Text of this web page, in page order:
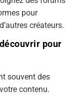
pour
créateurs.
pour
souvent des
contenu.